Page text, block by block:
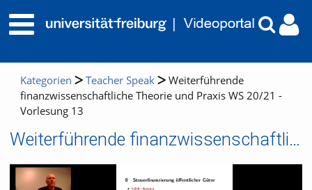
Kategorien Teacher Speak
Weiterführende
finanzwissenschaftliche Theorie und Praxis WS 20/21 -
Vorlesung 13
Weiterführende finanzwissenschaftliche Theorie und Praxis WS 20/21 - Vorlesung 13